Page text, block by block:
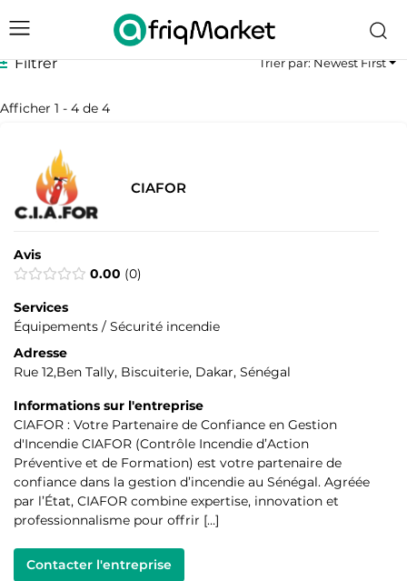
Filtrer
Afficher 1 - 4 de 4
Trier par: Newest First
CIAFOR
Avis
0.00 0
Services
Équipements / Sécurité incendie
Adresse
Rue 12,Ben Tally, Biscuiterie, Dakar, Sénégal
Informations sur l'entreprise
CIAFOR : Votre Partenaire de Confiance en Gestion
d'Incendie CIAFOR (Contrôle Incendie d’Action
Préventive et de Formation) est votre partenaire de
confiance dans la gestion d’incendie au Sénégal. Agréée
par l’État, CIAFOR combine expertise, innovation et
professionnalisme pour offrir […]
Contacter l'entreprise